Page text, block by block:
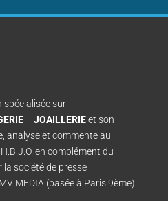
spécialisée sur
– JOAILLERIEet son
analyse et commente au
en complément du
société de presse
MEDIA (basée à Paris 9ème).